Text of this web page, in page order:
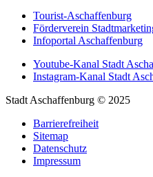
Tourist-Aschaffenburg
Förderverein
Infoportal Aschaffenburg
Youtube-Kanal Stadt
Instagram-Kanal Stadt
Stadt Aschaffenburg © 2025
Barrierefreiheit
Sitemap
Datenschutz
Impressum